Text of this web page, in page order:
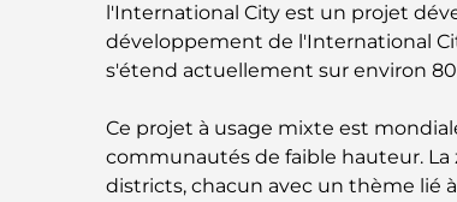
l'International City est un projet
développement de l'International
s'étend actuellement sur environ
Ce projet à usage mixte est
communautés de faible hauteur.
districts, chacun avec un thème lié